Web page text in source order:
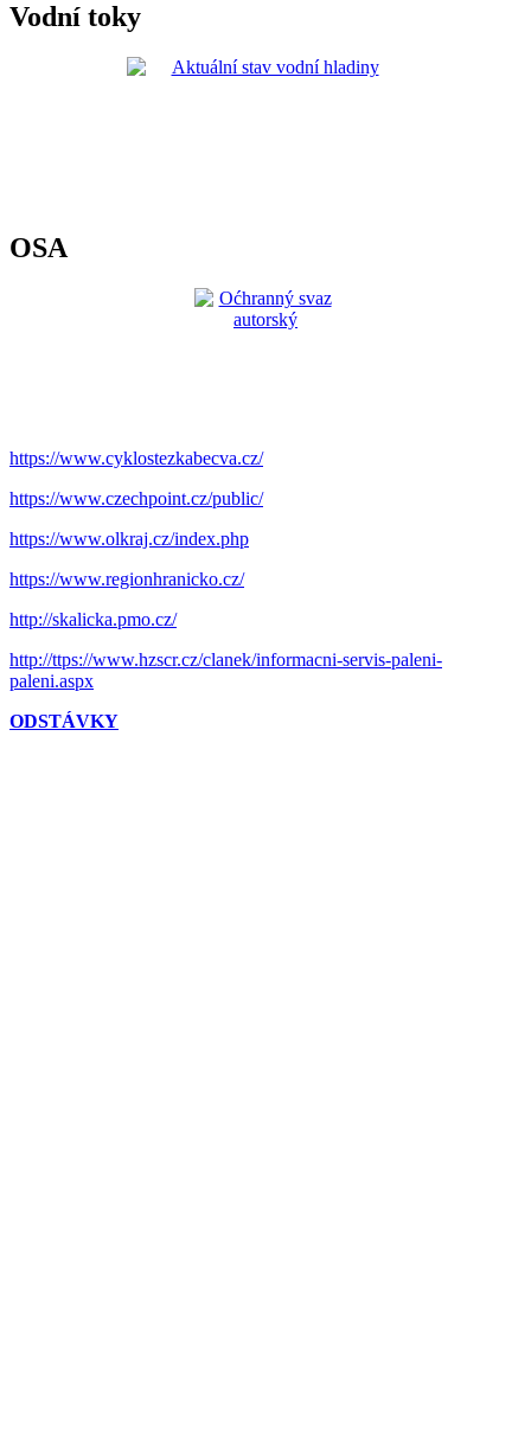
Vodní toky
OSA
https://www.cyklostezkabecva.cz/
https://www.czechpoint.cz/public/
https://www.olkraj.cz/index.php
https://www.regionhranicko.cz/
http://skalicka.pmo.cz/
http://ttps://www.hzscr.cz/clanek/informacni-servis-paleni-
paleni.aspx
ODSTÁVKY